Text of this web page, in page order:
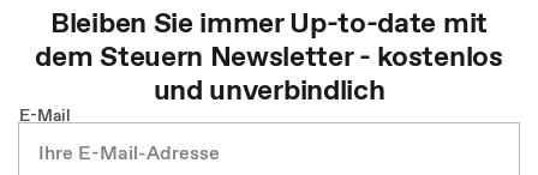
Bleiben Sie immer Up-to-date mit
demSteuern Newsletter - kostenlos
und unverbindlich
E-Mail